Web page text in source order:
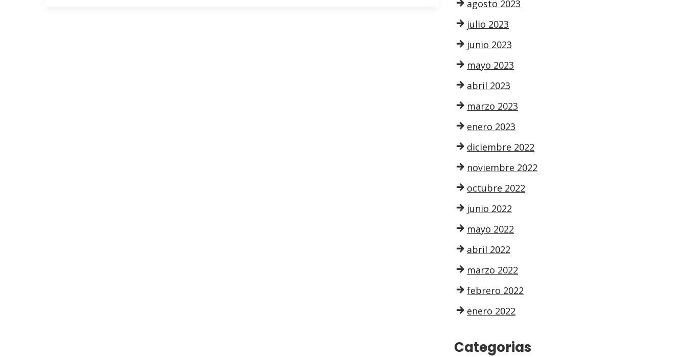
agosto 2023
julio 2023
junio 2023
mayo 2023
abril 2023
marzo 2023
enero 2023
diciembre 2022
noviembre 2022
octubre 2022
junio 2022
mayo 2022
abril 2022
marzo 2022
febrero 2022
enero 2022
Categorias